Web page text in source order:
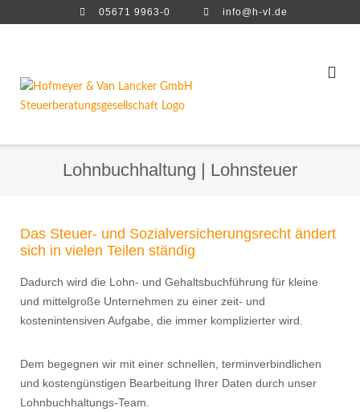
05671 9963-0 info@h-vl.de
Lohnbuchhaltung | Lohnsteuer
Das Steuer- und Sozialversicherungsrecht ändert
sich in vielen Teilen ständig
Dadurch wird die Lohn- und Gehaltsbuchführung für kleine
und mittelgroße Unternehmen zu einer zeit- und
kostenintensiven Aufgabe, die immer komplizierter wird.
Dem begegnen wir mit einer schnellen, terminverbindlichen
und kostengünstigen Bearbeitung Ihrer Daten durch unser
Lohnbuchhaltungs-Team.